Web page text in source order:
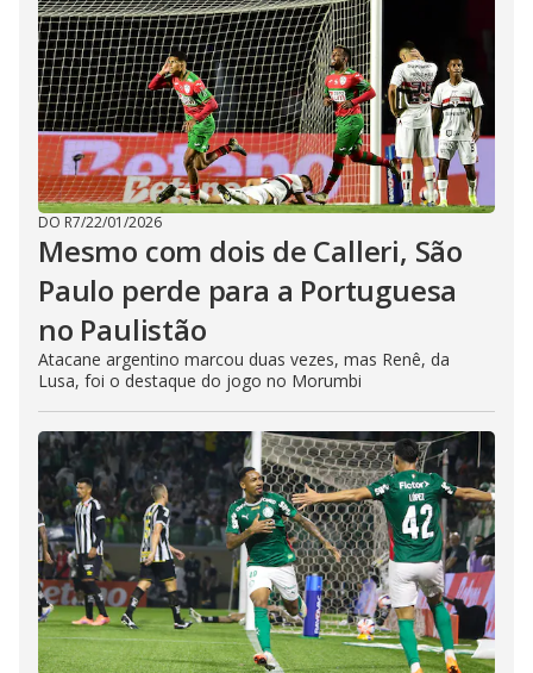
DO R7/22/01/2026
Mesmo com dois de Calleri, São
Paulo perde para a Portuguesa
no Paulistão
Atacane argentino marcou duas vezes, mas Renê, da
Lusa, foi o destaque do jogo no Morumbi